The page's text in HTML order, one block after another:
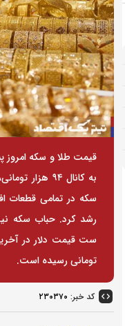
به کانال ۹۴
سکه در تمامی قطعات
رشد کرد. حباب سکه
تومانی رسیده است.
کد خبر: ۲۳۰۳۷۰